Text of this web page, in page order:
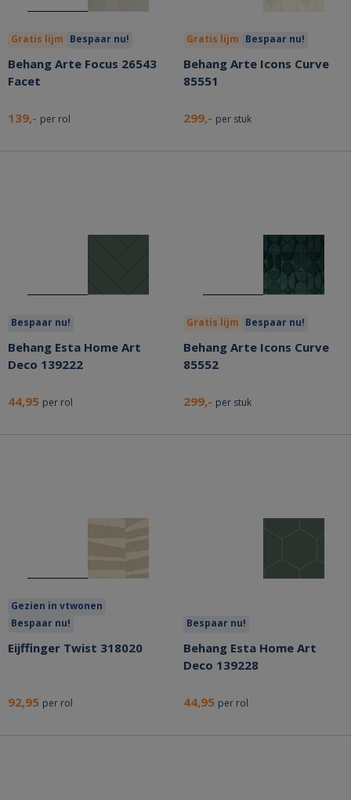
Gratis lijm Bespaar nu!
Behang Arte Focus 26543
Facet
139,- per rol
Gratis lijm Bespaar nu!
Behang Arte Icons Curve
85551
299,- per stuk
Bespaar nu!
Behang Esta Home Art
Deco 139222
44,95 per rol
Gratis lijm Bespaar nu!
Behang Arte Icons Curve
85552
299,- per stuk
Gezien in vtwonen
Bespaar nu!
Eijffinger Twist 318020
92,95 per rol
Bespaar nu!
Behang Esta Home Art
Deco 139228
44,95 per rol